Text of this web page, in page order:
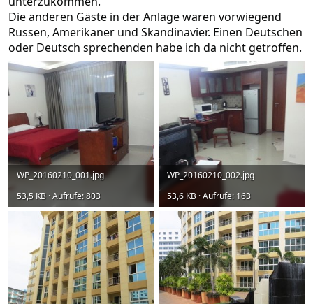
Die anderen Gäste in der Anlage waren vorwiegend
Russen, Amerikaner und Skandinavier. Einen Deutschen
oder Deutsch sprechenden habe ich da nicht getroffen.
WP_20160210_001.jpg
53,5 KB · Aufrufe: 803
WP_20160210_002.jpg
53,6 KB · Aufrufe: 163